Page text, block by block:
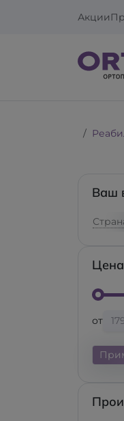
Акции
Ваш
Цена
от